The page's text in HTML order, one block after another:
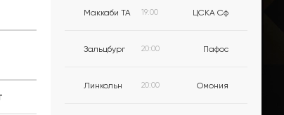
Маккаби ТА 19:00 ЦСКА Сф
Зальцбург 20:00 Пафос
Линкольн 20:00 Омония